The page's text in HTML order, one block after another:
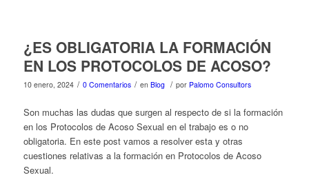
¿ES OBLIGATORIA LA FORMACIÓN
EN LOS PROTOCOLOS DE ACOSO?
10 enero, 2024 / 0 Comentarios / en Blog / por Palomo Consultors
Son muchas las dudas que surgen al respecto de si la formación
en los Protocolos de Acoso Sexual en el trabajo es o no
obligatoria. En este post vamos a resolver esta y otras
cuestiones relativas a la formación en Protocolos de Acoso
Sexual.